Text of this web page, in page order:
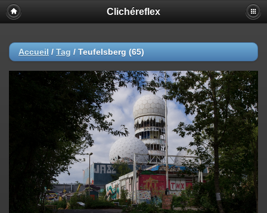
Clichéreflex
Accueil / Tag / Teufelsberg (65)